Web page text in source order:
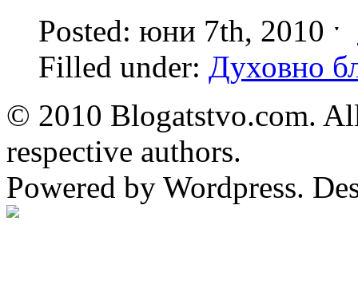
Posted: юни 7th, 2010 ˑ
Filled under: Духовно
© 2010 Blogatstvo.com.
respective authors.
Powered by Wordpress.